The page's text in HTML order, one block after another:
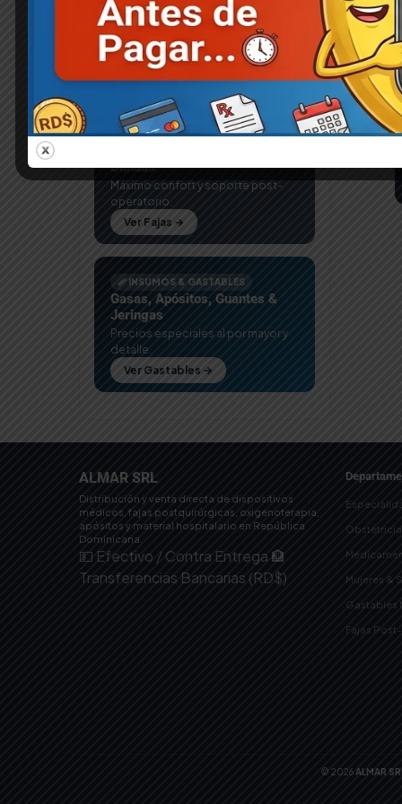
Mujeres
Preservativos
Salud y Bienestar 265
Tulipe 3
Equipos grado médico con
entrega express en Santo
Domingo.
Ver Equipos →
🦺 FAJAS MÉDICAS
Bandas
Máximo confort y soporte post-
operatorio.
Ver Fajas →
🩹 INSUMOS & GASTABLES
Gasas, Apósitos, Guantes &
Jeringas
Precios especiales al por mayor y
detalle.
Ver Gastables →
RD$
ALMAR SRL
Distribución y venta directa de dispositivos
médicos, fajas postquirúrgicas, oxigenoterapia,
apósitos y material hospitalario en República
Dominicana.
💵 Efectivo / Contra Entrega 🏦
Transferencias Bancarias (RD$)
Mujeres &
Gastables
Fajas
© 2026 ALMAR